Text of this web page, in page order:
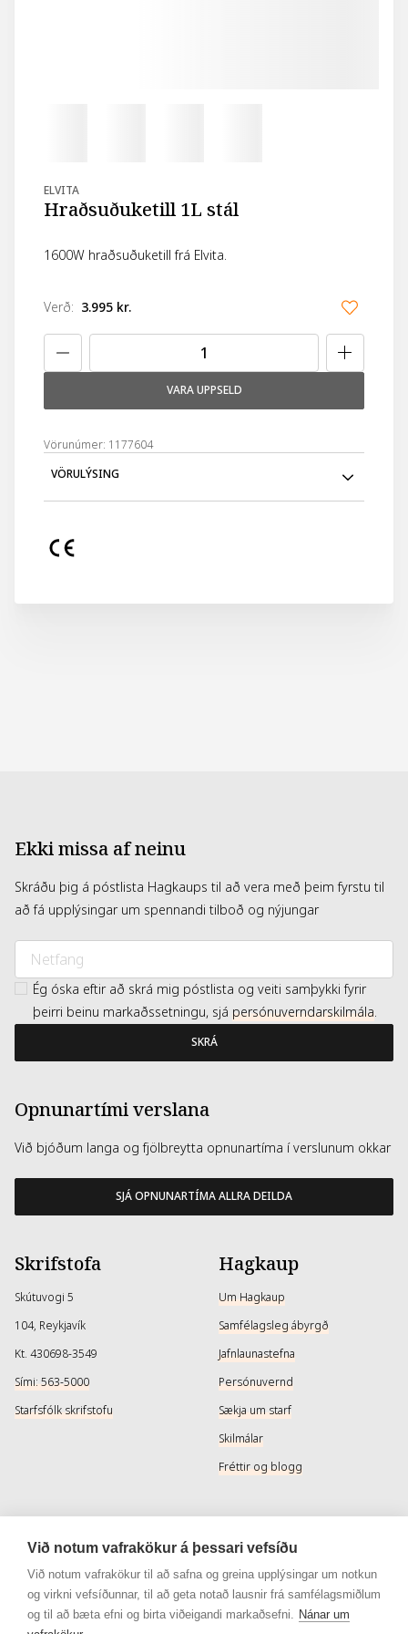
ELVITA
Hraðsuðuketill 1L stál
1600W hraðsuðuketill frá Elvita.
Verð: 3.995 kr.
VARA UPPSELD
Vörunúmer: 1177604
VÖRULÝSING
Ekki missa af neinu
Skráðu þig á póstlista Hagkaups til að vera með þeim fyrstu til
að fá upplýsingar um spennandi tilboð og nýjungar
Ég óska eftir að skrá mig póstlista og veiti samþykki fyrir
þeirri beinu markaðssetningu, sjá persónuverndarskilmála.
SKRÁ
Opnunartími verslana
Við bjóðum langa og fjölbreytta opnunartíma í verslunum okkar
SJÁ OPNUNARTÍMA ALLRA DEILDA
Skrifstofa
Skútuvogi 5
104, Reykjavík
Kt. 430698-3549
Sími: 563-5000
Starfsfólk skrifstofu
Hagkaup
Um Hagkaup
Samfélagsleg ábyrgð
Jafnlaunastefna
Persónuvernd
Sækja um starf
Skilmálar
Fréttir og blogg
Þjónusta
Afhendingarmöguleikar
Skilareglur
Algengar spurningar
Samfélagsmiðlar
Instagram
Instagram - Snyrtivara
Við notum vafrakökur á þessari vefsíðu
Við notum vafrakökur til að safna og greina upplýsingar um notkun
og virkni vefsíðunnar, til að geta notað lausnir frá samfélagsmiðlum
og til að bæta efni og birta viðeigandi markaðsefni. Nánar um